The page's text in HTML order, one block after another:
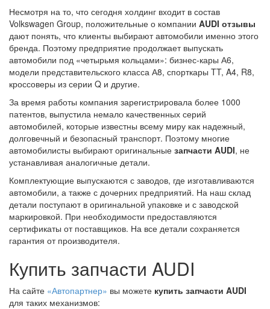
Несмотря на то, что сегодня холдинг входит в состав
Volkswagen Group, положительные о компании AUDI отзывы
дают понять, что клиенты выбирают автомобили именно этого
бренда. Поэтому предприятие продолжает выпускать
автомобили под «четырьмя кольцами»: бизнес-кары А6,
модели представительского класса А8, спорткары TT, A4, R8,
кроссоверы из серии Q и другие.
За время работы компания зарегистрировала более 1000
патентов, выпустила немало качественных серий
автомобилей, которые известны всему миру как надежный,
долговечный и безопасный транспорт. Поэтому многие
автомобилисты выбирают оригинальные запчасти AUDI, не
устанавливая аналогичные детали.
Комплектующие выпускаются с заводов, где изготавливаются
автомобили, а также с дочерних предприятий. На наш склад
детали поступают в оригинальной упаковке и с заводской
маркировкой. При необходимости предоставляются
сертификаты от поставщиков. На все детали сохраняется
гарантия от производителя.
Купить запчасти AUDI
На сайте «Автопартнер» вы можете купить запчасти AUDI
для таких механизмов: